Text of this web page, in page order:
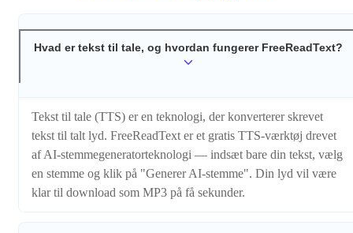
Hvad er tekst til tale, og hvordan fungerer FreeReadText?
Tekst til tale (TTS) er en teknologi, der konverterer skrevet
tekst til talt lyd. FreeReadText er et gratis TTS-værktøj drevet
af AI-stemmegeneratorteknologi — indsæt bare din tekst, vælg
en stemme og klik på "Generer AI-stemme". Din lyd vil være
klar til download som MP3 på få sekunder.